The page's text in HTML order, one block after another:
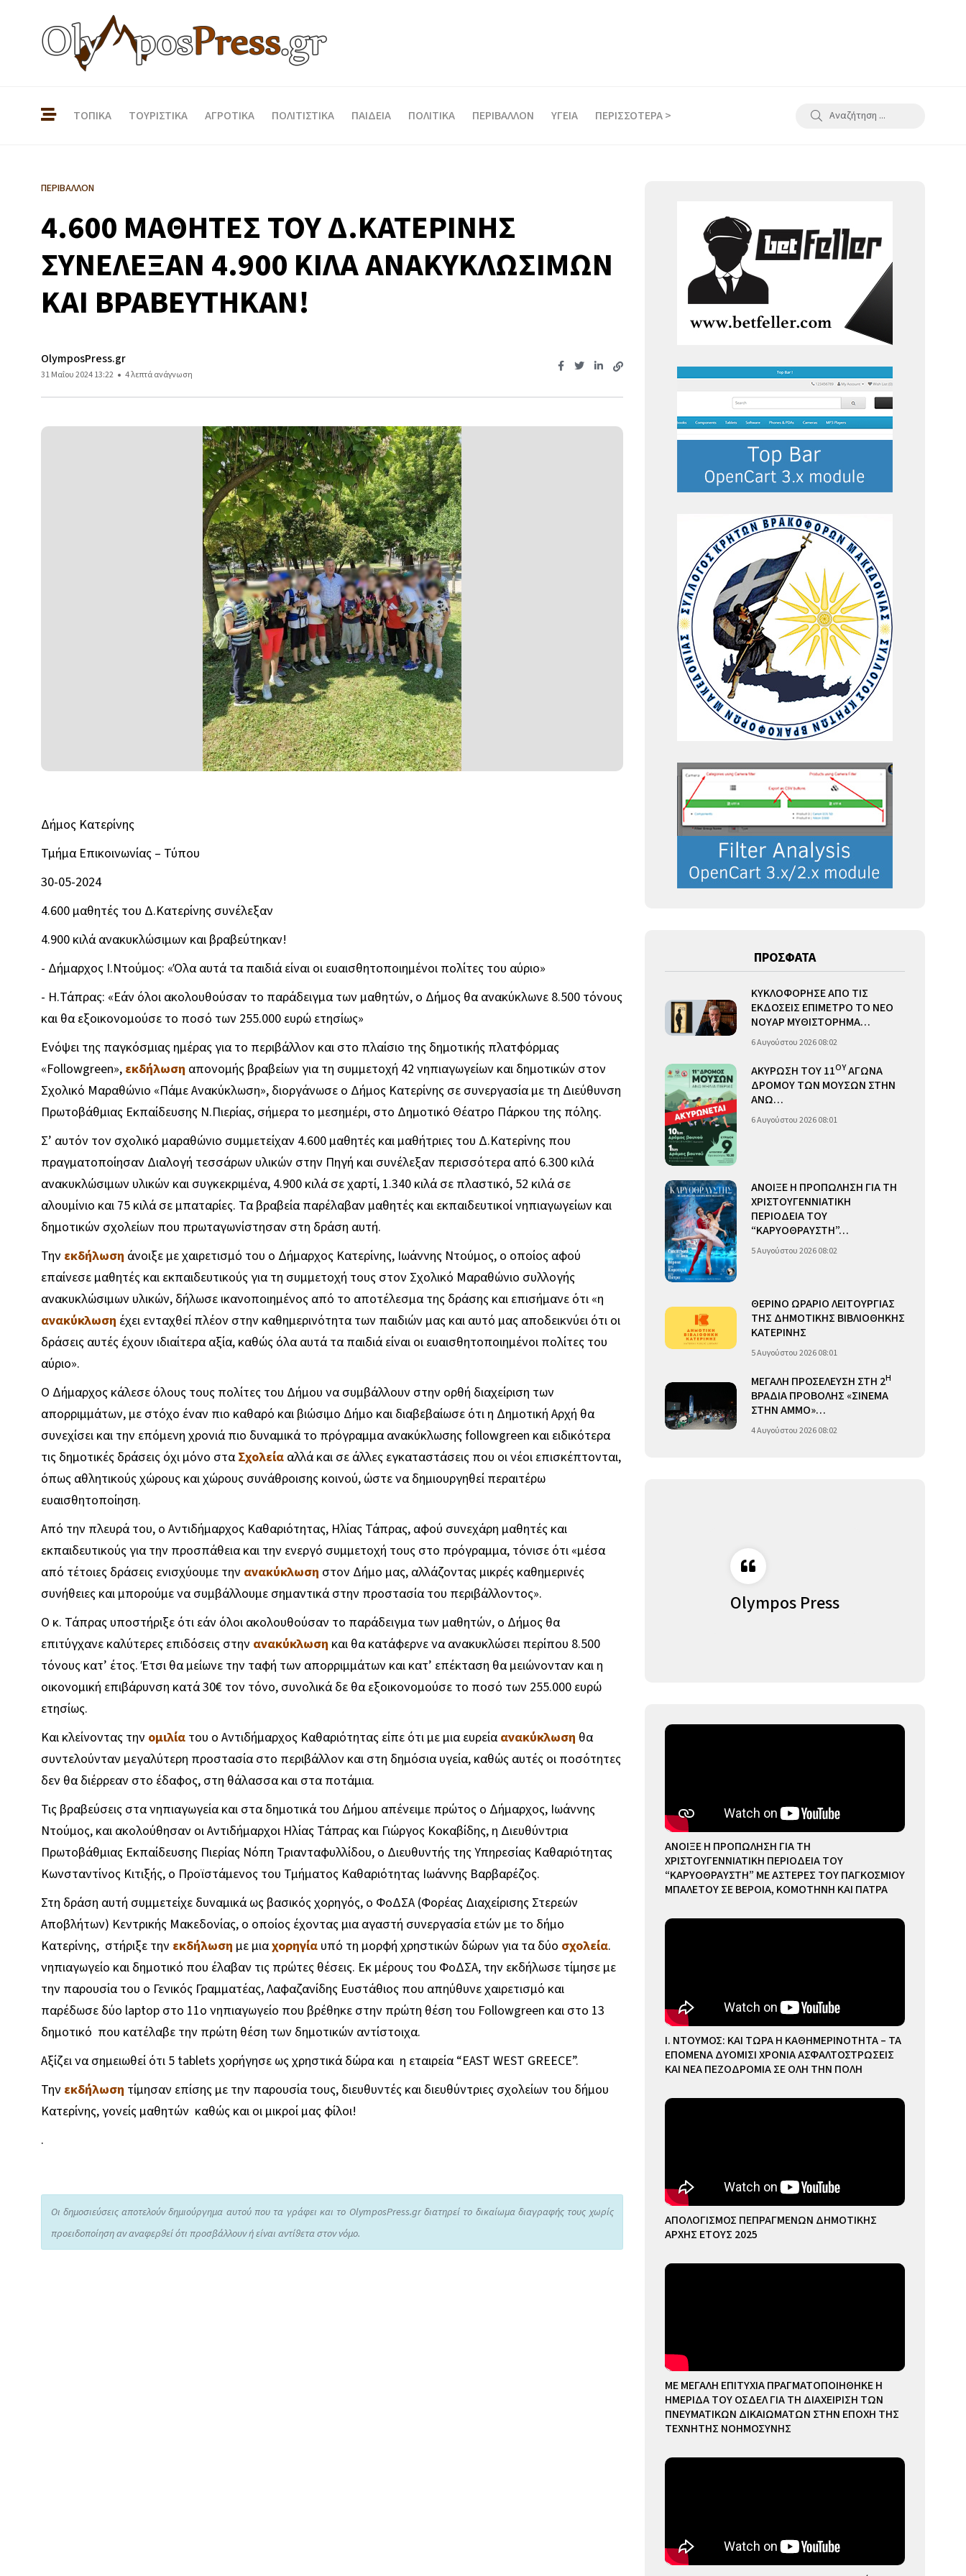
ΤΟΠΙΚΑ ΤΟΥΡΙΣΤΙΚΑ ΑΓΡΟΤΙΚΑ ΠΟΛΙΤΙΣΤΙΚΑ ΠΑΙΔΕΙΑ ΠΟΛΙΤΙΚΑ ΠΕΡΙΒΑΛΛΟΝ ΥΓΕΙΑ ΠΕΡΙΣΣΟΤΕΡΑ >
ΠΕΡΙΒΑΛΛΟΝ
4.600 ΜΑΘΗΤΕΣ ΤΟΥ Δ.ΚΑΤΕΡΙΝΗΣ
ΣΥΝΕΛΕΞΑΝ 4.900 ΚΙΛΑ ΑΝΑΚΥΚΛΩΣΙΜΩΝ
ΚΑΙ ΒΡΑΒΕΥΤΗΚΑΝ!
OlymposPress.gr
31 Μαΐου 2024 13:22 4 λεπτά ανάγνωση
Δήμος Κατερίνης
Τμήμα Επικοινωνίας – Τύπου
30-05-2024
4.600 μαθητές του Δ.Κατερίνης συνέλεξαν
4.900 κιλά ανακυκλώσιμων και βραβεύτηκαν!
- Δήμαρχος Ι.Ντούμος: «Όλα αυτά τα παιδιά είναι οι ευαισθητοποιημένοι πολίτες του αύριο»
- Η.Τάπρας: «Εάν όλοι ακολουθούσαν το παράδειγμα των μαθητών, ο Δήμος θα ανακύκλωνε 8.500 τόνους
και θα εξοικονομούσε το ποσό των 255.000 ευρώ ετησίως»
Ενόψει της παγκόσμιας ημέρας για το περιβάλλον και στο πλαίσιο της δημοτικής πλατφόρμας
«Followgreen», εκδήλωση απονομής βραβείων για τη συμμετοχή 42 νηπιαγωγείων και δημοτικών στον
Σχολικό Μαραθώνιο «Πάμε Ανακύκλωση», διοργάνωσε ο Δήμος Κατερίνης σε συνεργασία με τη Διεύθυνση
Πρωτοβάθμιας Εκπαίδευσης Ν.Πιερίας, σήμερα το μεσημέρι, στο Δημοτικό Θέατρο Πάρκου της πόλης.
Σ’ αυτόν τον σχολικό μαραθώνιο συμμετείχαν 4.600 μαθητές και μαθήτριες του Δ.Κατερίνης που
πραγματοποίησαν Διαλογή τεσσάρων υλικών στην Πηγή και συνέλεξαν περισσότερα από 6.300 κιλά
ανακυκλώσιμων υλικών και συγκεκριμένα, 4.900 κιλά σε χαρτί, 1.340 κιλά σε πλαστικό, 52 κιλά σε
αλουμίνιο και 75 κιλά σε μπαταρίες. Τα βραβεία παρέλαβαν μαθητές και εκπαιδευτικοί νηπιαγωγείων και
δημοτικών σχολείων που πρωταγωνίστησαν στη δράση αυτή.
Την εκδήλωση άνοιξε με χαιρετισμό του ο Δήμαρχος Κατερίνης, Ιωάννης Ντούμος, ο οποίος αφού
επαίνεσε μαθητές και εκπαιδευτικούς για τη συμμετοχή τους στον Σχολικό Μαραθώνιο συλλογής
ανακυκλώσιμων υλικών, δήλωσε ικανοποιημένος από το αποτέλεσμα της δράσης και επισήμανε ότι «η
ανακύκλωση έχει ενταχθεί πλέον στην καθημερινότητα των παιδιών μας και αυτό μας αποδεικνύει ότι οι
δράσεις αυτές έχουν ιδιαίτερα αξία, καθώς όλα αυτά τα παιδιά είναι οι ευαισθητοποιημένοι πολίτες του
αύριο».
Ο Δήμαρχος κάλεσε όλους τους πολίτες του Δήμου να συμβάλλουν στην ορθή διαχείριση των
απορριμμάτων, με στόχο έναν πιο καθαρό και βιώσιμο Δήμο και διαβεβαίωσε ότι η Δημοτική Αρχή θα
συνεχίσει και την επόμενη χρονιά πιο δυναμικά το πρόγραμμα ανακύκλωσης followgreen και ειδικότερα
τις δημοτικές δράσεις όχι μόνο σταΣχολεία αλλά και σε άλλες εγκαταστάσεις που οι νέοι επισκέπτονται,
όπως αθλητικούς χώρους και χώρους συνάθροισης κοινού, ώστε να δημιουργηθεί περαιτέρω
ευαισθητοποίηση.
Από την πλευρά του, ο Αντιδήμαρχος Καθαριότητας, Ηλίας Τάπρας, αφού συνεχάρη μαθητές και
εκπαιδευτικούς για την προσπάθεια και την ενεργό συμμετοχή τους στο πρόγραμμα, τόνισε ότι «μέσα
από τέτοιες δράσεις ενισχύουμε την ανακύκλωση στον Δήμο μας, αλλάζοντας μικρές καθημερινές
συνήθειες και μπορούμε να συμβάλλουμε σημαντικά στην προστασία του περιβάλλοντος».
Ο κ. Τάπρας υποστήριξε ότι εάν όλοι ακολουθούσαν το παράδειγμα των μαθητών, ο Δήμος θα
επιτύγχανε καλύτερες επιδόσεις στην ανακύκλωση και θα κατάφερνε να ανακυκλώσει περίπου 8.500
τόνους κατ’ έτος. Έτσι θα μείωνε την ταφή των απορριμμάτων και κατ’ επέκταση θα μειώνονταν και η
οικονομική επιβάρυνση κατά 30€ τον τόνο, συνολικά δε θα εξοικονομούσε το ποσό των 255.000 ευρώ
ετησίως.
Και κλείνοντας την ομιλία του ο Αντιδήμαρχος Καθαριότητας είπε ότι με μια ευρείαανακύκλωση θα
συντελούνταν μεγαλύτερη προστασία στο περιβάλλον και στη δημόσια υγεία, καθώς αυτές οι ποσότητες
δεν θα διέρρεαν στο έδαφος, στη θάλασσα και στα ποτάμια.
Τις βραβεύσεις στα νηπιαγωγεία και στα δημοτικά του Δήμου απένειμε πρώτος ο Δήμαρχος, Ιωάννης
Ντούμος, και ακολούθησαν οι Αντιδήμαρχοι Ηλίας Τάπρας και Γιώργος Κοκαβίδης, η Διευθύντρια
Πρωτοβάθμιας Εκπαίδευσης Πιερίας Νόπη Τριανταφυλλίδου, ο Διευθυντής της Υπηρεσίας Καθαριότητας
Κωνσταντίνος Κιτιξής, ο Προϊστάμενος του Τμήματος Καθαριότητας Ιωάννης Βαρβαρέζος.
Στη δράση αυτή συμμετείχε δυναμικά ως βασικός χορηγός, ο ΦοΔΣΑ (Φορέας Διαχείρισης Στερεών
Αποβλήτων) Κεντρικής Μακεδονίας, ο οποίος έχοντας μια αγαστή συνεργασία ετών με το δήμο
Κατερίνης, στήριξε την εκδήλωση με μιαχορηγία υπό τη μορφή χρηστικών δώρων για τα δύο σχολεία.
νηπιαγωγείο και δημοτικό που έλαβαν τις πρώτες θέσεις. Εκ μέρους του ΦοΔΣΑ, την εκδήλωσε τίμησε με
την παρουσία του ο Γενικός Γραμματέας, Λαφαζανίδης Ευστάθιος που απηύθυνε χαιρετισμό και
παρέδωσε δύο laptop στο 11ο νηπιαγωγείο που βρέθηκε στην πρώτη θέση του Followgreen και στο 13
δημοτικό που κατέλαβε την πρώτη θέση των δημοτικών αντίστοιχα.
Αξίζει να σημειωθεί ότι 5 tablets χορήγησε ως χρηστικά δώρα και η εταιρεία “EAST WEST GREECE”.
Την εκδήλωση τίμησαν επίσης με την παρουσία τους, διευθυντές και διευθύντριες σχολείων του δήμου
Κατερίνης, γονείς μαθητών καθώς και οι μικροί μας φίλοι!
.
Οι δημοσιεύσεις αποτελούν δημιούργημα αυτού που τα γράφει και το OlymposPress.gr διατηρεί το δικαίωμα διαγραφής τους χωρίς
προειδοποίηση αν αναφερθεί ότι προσβάλλουν ή είναι αντίθετα στον νόμο.
ΠΡΟΣΦΑΤΑ
ΚΥΚΛΟΦΟΡΗΣΕ ΑΠΟ ΤΙΣ
ΕΚΔΟΣΕΙΣ ΕΠΙΜΕΤΡΟ ΤΟ ΝΕΟ
ΝΟΥΑΡ ΜΥΘΙΣΤΟΡΗΜΑ…
6 Αυγούστου 2026 08:02
ΑΚΥΡΩΣΗ ΤΟΥ 11ΟΥΑΓΩΝΑ
ΔΡΟΜΟΥ ΤΩΝ ΜΟΥΣΩΝ ΣΤΗΝ
ΑΝΩ…
6 Αυγούστου 2026 08:01
ΑΝΟΙΞΕ Η ΠΡΟΠΩΛΗΣΗ ΓΙΑ ΤΗ
ΧΡΙΣΤΟΥΓΕΝΝΙΑΤΙΚΗ
ΠΕΡΙΟΔΕΙΑ ΤΟΥ
“ΚΑΡΥΟΘΡΑΥΣΤΗ”…
5 Αυγούστου 2026 08:02
ΘΕΡΙΝΟ ΩΡΑΡΙΟ ΛΕΙΤΟΥΡΓΙΑΣ
ΤΗΣ ΔΗΜΟΤΙΚΗΣ ΒΙΒΛΙΟΘΗΚΗΣ
ΚΑΤΕΡΙΝΗΣ
5 Αυγούστου 2026 08:01
ΜΕΓΑΛΗ ΠΡΟΣΕΛΕΥΣΗ ΣΤΗ 2Η
ΒΡΑΔΙΑ ΠΡΟΒΟΛΗΣ «ΣΙΝΕΜΑ
ΣΤΗΝ ΑΜΜΟ»…
4 Αυγούστου 2026 08:02
Olympos Press
ΑΝΟΙΞΕ Η ΠΡΟΠΩΛΗΣΗ ΓΙΑ ΤΗ
ΧΡΙΣΤΟΥΓΕΝΝΙΑΤΙΚΗ ΠΕΡΙΟΔΕΙΑ ΤΟΥ
“ΚΑΡΥΟΘΡΑΥΣΤΗ” ΜΕ ΑΣΤΕΡΕΣ ΤΟΥ ΠΑΓΚΟΣΜΙΟΥ
ΜΠΑΛΕΤΟΥ ΣΕ ΒΕΡΟΙΑ, ΚΟΜΟΤΗΝΗ ΚΑΙ ΠΑΤΡΑ
Ι. ΝΤΟΥΜΟΣ: ΚΑΙ ΤΩΡΑ Η ΚΑΘΗΜΕΡΙΝΟΤΗΤΑ – ΤΑ
ΕΠΟΜΕΝΑ ΔΥΟΜΙΣΙ ΧΡΟΝΙΑ ΑΣΦΑΛΤΟΣΤΡΩΣΕΙΣ
ΚΑΙ ΝΕΑ ΠΕΖΟΔΡΟΜΙΑ ΣΕ ΟΛΗ ΤΗΝ ΠΟΛΗ
ΑΠΟΛΟΓΙΣΜΟΣ ΠΕΠΡΑΓΜΕΝΩΝ ΔΗΜΟΤΙΚΗΣ
ΑΡΧΗΣ ΕΤΟΥΣ 2025
ΜΕ ΜΕΓΑΛΗ ΕΠΙΤΥΧΙΑ ΠΡΑΓΜΑΤΟΠΟΙΗΘΗΚΕ Η
ΗΜΕΡΙΔΑ ΤΟΥ ΟΣΔΕΛ ΓΙΑ ΤΗ ΔΙΑΧΕΙΡΙΣΗ ΤΩΝ
ΠΝΕΥΜΑΤΙΚΩΝ ΔΙΚΑΙΩΜΑΤΩΝ ΣΤΗΝ ΕΠΟΧΗ ΤΗΣ
ΤΕΧΝΗΤΗΣ ΝΟΗΜΟΣΥΝΗΣ